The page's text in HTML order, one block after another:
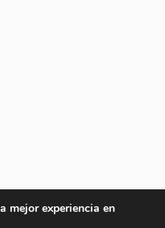
mejor experiencia en